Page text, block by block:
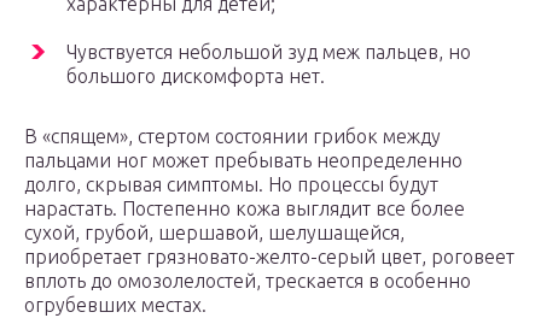
Чувствуется небольшой зуд меж пальцев, но
большого дискомфорта нет.
В «спящем», стертом состоянии грибок между
пальцами ног может пребывать неопределенно
долго, скрывая симптомы. Но процессы будут
нарастать. Постепенно кожа выглядит все более
сухой, грубой, шершавой, шелушащейся,
приобретает грязновато-желто-серый цвет, роговеет
вплоть до омозолелостей, трескается в особенно
огрубевших местах.